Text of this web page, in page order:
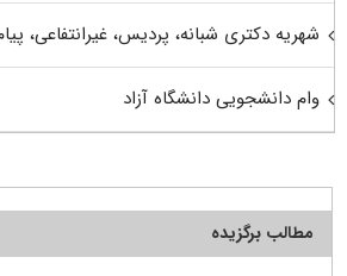
شهریه دکتری شبانه، پردیس، غیرانتفاعی،
وام دانشجویی دانشگاه آزاد
مطالب برگزیده